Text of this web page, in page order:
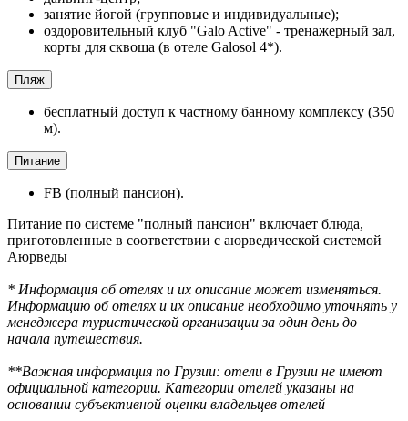
занятие йогой (групповые и индивидуальные);
оздоровительный клуб "Galo Active" - тренажерный зал,
корты для сквоша (в отеле Galosol 4*).
Пляж
бесплатный доступ к частному банному комплексу (350
м).
Питание
FB (полный пансион).
Питание по системе "полный пансион" включает блюда,
приготовленные в соответствии с аюрведической системой
Аюрведы
* Информация об отелях и их описание может изменяться.
Информацию об отелях и их описание необходимо уточнять у
менеджера туристической организации за один день до
начала путешествия.
**Важная информация по Грузии: отели в Грузии не имеют
официальной категории. Категории отелей указаны на
основании субъективной оценки владельцев отелей